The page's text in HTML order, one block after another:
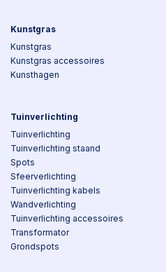
Kunstgras
Kunstgras
Kunstgras accessoires
Kunsthagen
Tuinverlichting
Tuinverlichting
Tuinverlichting staand
Spots
Sfeerverlichting
Tuinverlichting kabels
Wandverlichting
Tuinverlichting accessoires
Transformator
Grondspots